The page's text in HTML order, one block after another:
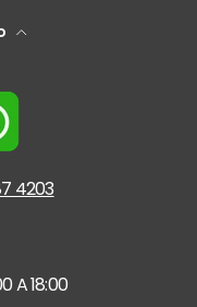
4203
A 18:00